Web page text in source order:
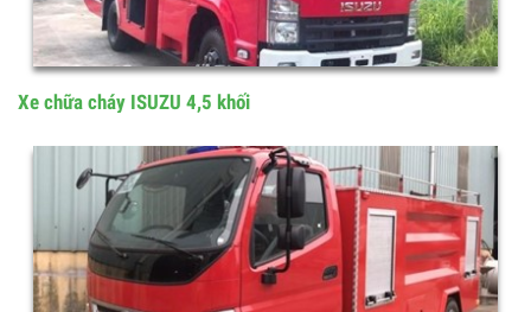
Xe chữa cháy ISUZU 4,5 khối